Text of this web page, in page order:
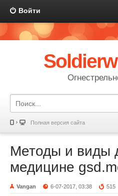
Войти
Полная версия сайта
Методы и виды
медицине
Vangan 6-07-2017, 03:38 515